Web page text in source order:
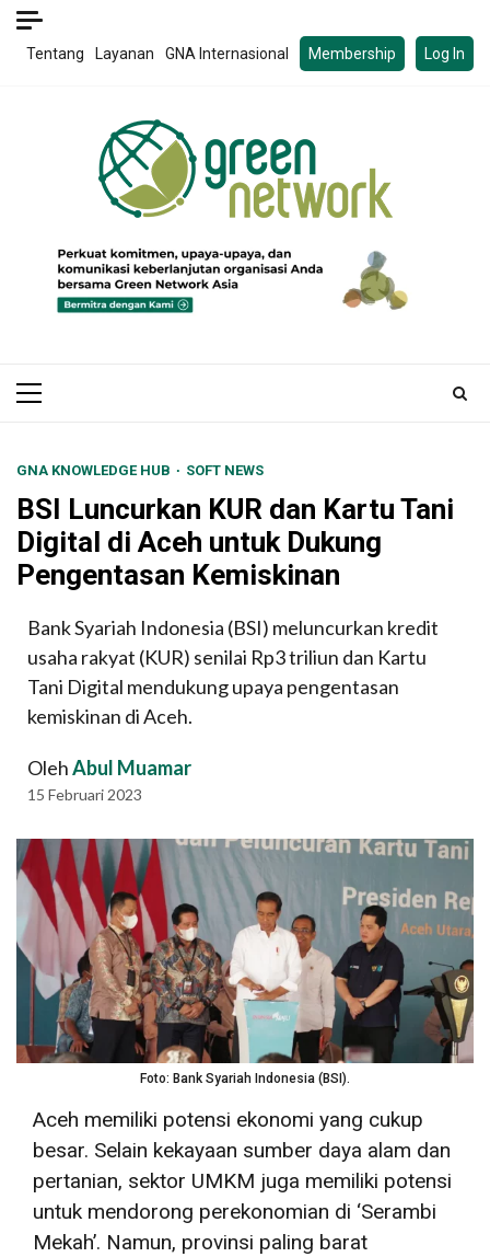
Skip
Tentang Layanan GNA Internasional Membership Log In
Primary
GNA KNOWLEDGE HUB SOFT NEWS
BSI Luncurkan KUR dan Kartu Tani
Digital di Aceh untuk Dukung
Pengentasan Kemiskinan
Bank Syariah Indonesia (BSI) meluncurkan kredit
usaha rakyat (KUR) senilai Rp3 triliun dan Kartu
Tani Digital mendukung upaya pengentasan
kemiskinan di Aceh.
OlehAbul Muamar
15 Februari 2023
Foto: Bank Syariah Indonesia (BSI).
Aceh memiliki potensi ekonomi yang cukup
besar. Selain kekayaan sumber daya alam dan
pertanian, sektor UMKM juga memiliki potensi
untuk mendorong perekonomian di ‘Serambi
Mekah’. Namun, provinsi paling barat